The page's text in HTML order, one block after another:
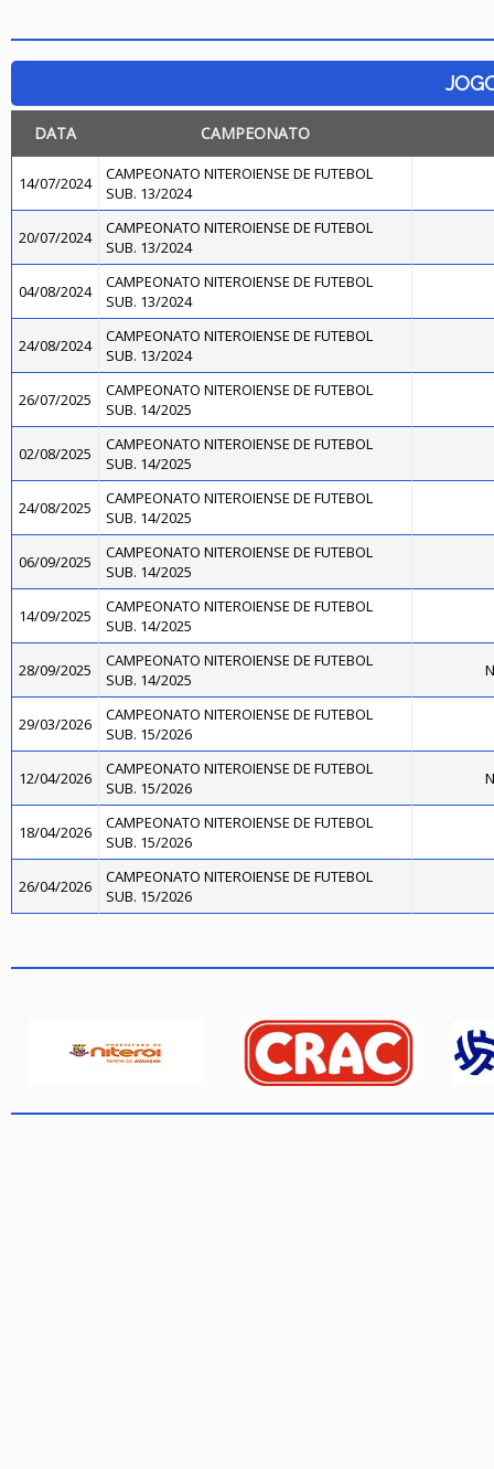
DATA CAMPEONATO
14/07/2024
CAMPEONATO NITEROIENSE DE FUTEBOL
SUB. 13/2024
20/07/2024
CAMPEONATO NITEROIENSE DE FUTEBOL
SUB. 13/2024
04/08/2024
CAMPEONATO NITEROIENSE DE FUTEBOL
SUB. 13/2024
24/08/2024
CAMPEONATO NITEROIENSE DE FUTEBOL
SUB. 13/2024
26/07/2025
CAMPEONATO NITEROIENSE DE FUTEBOL
SUB. 14/2025
02/08/2025
CAMPEONATO NITEROIENSE DE FUTEBOL
SUB. 14/2025
24/08/2025
CAMPEONATO NITEROIENSE DE FUTEBOL
SUB. 14/2025
06/09/2025
CAMPEONATO NITEROIENSE DE FUTEBOL
SUB. 14/2025
14/09/2025
CAMPEONATO NITEROIENSE DE FUTEBOL
SUB. 14/2025
28/09/2025
CAMPEONATO NITEROIENSE DE FUTEBOL
SUB. 14/2025
29/03/2026
CAMPEONATO NITEROIENSE DE FUTEBOL
SUB. 15/2026
12/04/2026
CAMPEONATO NITEROIENSE DE FUTEBOL
SUB. 15/2026
18/04/2026
CAMPEONATO NITEROIENSE DE FUTEBOL
SUB. 15/2026
26/04/2026
CAMPEONATO NITEROIENSE DE FUTEBOL
SUB. 15/2026